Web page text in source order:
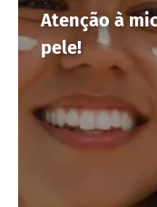
Atenção à
pele!